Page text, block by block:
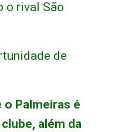
o rival São
de
Palmeiras é
além da